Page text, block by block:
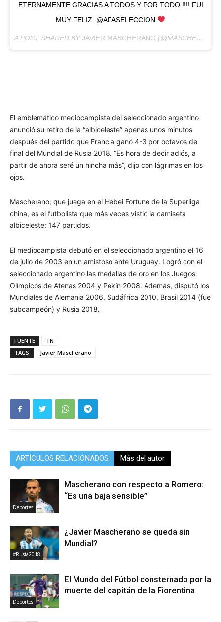
ETERNAMENTE GRACIAS A TODOS Y POR TODO !!!! FUI
MUY FELIZ. @AFASELECCION
A POST SHARED BYJAVIER MASCHERANO (@MASCHERANO14) ON
El emblemático mediocampista del seleccionado argentino
anunció su retiro de la “albiceleste” apenas unos minutos
después del partido que Francia ganó 4-3 por octavos de
final del Mundial de Rusia 2018. “Es hora de decir adiós, a
partir de ahora seré un hincha más”, dijo con lágrimas en los
ojos.
Mascherano, que juega en el Hebei Fortune de la Superliga
china, es el futbolista que más veces vistió la camiseta
albiceleste: 147 partidos.
El mediocampista debutó en el seleccionado argentino el 16
de julio de 2003 en un amistoso ante Uruguay. Logró con el
seleccionado argentino las medallas de oro en los Juegos
Olímpicos de Atenas 2004 y Pekín 2008. Además, disputó los
Mundiales de Alemania 2006, Sudáfrica 2010, Brasil 2014 (fue
subcampeón) y Rusia 2018.
FUENTE
TN
TAGS
Javier Mascherano
ARTÍCULOS RELACIONADOS Más del autor
Deportes
Mascherano con respecto a Romero:
“Es una baja sensible”
#Rusia2018
¿Javier Mascherano se queda sin
Mundial?
Deportes
El Mundo del Fútbol consternado por la
muerte del capitán de la Fiorentina